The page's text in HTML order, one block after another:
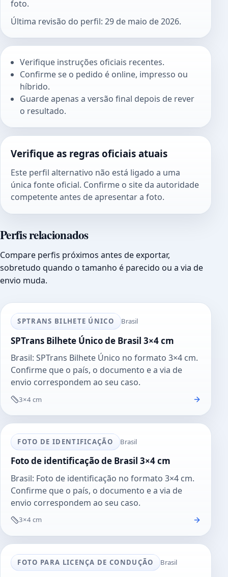
foto.
Última revisão do perfil: 29 de maio de 2026.
Verifique instruções oficiais recentes.
Confirme se o pedido é online, impresso ou
híbrido.
Guarde apenas a versão final depois de rever
o resultado.
Verifique as regras oficiais atuais
Este perfil alternativo não está ligado a uma
única fonte oficial. Confirme o site da autoridade
competente antes de apresentar a foto.
Perfis relacionados
Compare perfis próximos antes de exportar,
sobretudo quando o tamanho é parecido ou a via de
envio muda.
SPTRANS BILHETE ÚNICO Brasil
SPTrans Bilhete Único de Brasil 3×4 cm
Brasil: SPTrans Bilhete Único no formato 3×4 cm.
Confirme que o país, o documento e a via de
envio correspondem ao seu caso.
3×4 cm
FOTO DE IDENTIFICAÇÃO Brasil
Foto de identificação de Brasil 3×4 cm
Brasil: Foto de identificação no formato 3×4 cm.
Confirme que o país, o documento e a via de
envio correspondem ao seu caso.
3×4 cm
FOTO PARA LICENÇA DE CONDUÇÃO Brasil